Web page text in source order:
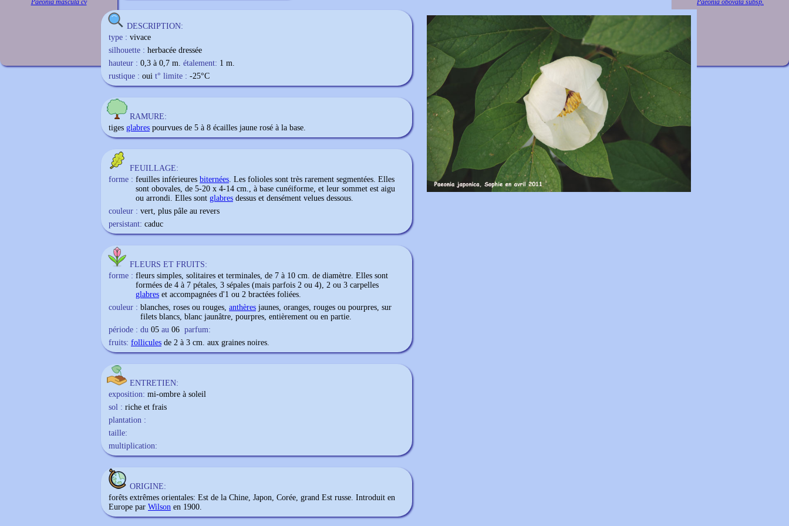
Paeonia mascula cv Paeonia obovata subsp.
DESCRIPTION:
type : vivace
silhouette : herbacée dressée
hauteur : 0,3 à 0,7 m. étalement: 1 m.
rustique : oui t° limite : -25°C
RAMURE:
tiges glabres pourvues de 5 à 8 écailles jaune rosé à la base.
FEUILLAGE:
forme : feuilles inférieures biternées. Les folioles sont très rarement segmentées. Elles
sont obovales, de 5-20 x 4-14 cm., à base cunéiforme, et leur sommet est aigu
ou arrondi. Elles sont glabres dessus et densément velues dessous.
couleur : vert, plus pâle au revers
persistant: caduc
FLEURS ET FRUITS:
forme : fleurs simples, solitaires et terminales, de 7 à 10 cm. de diamètre. Elles sont
formées de 4 à 7 pétales, 3 sépales (mais parfois 2 ou 4), 2 ou 3 carpelles
glabres et accompagnées d'1 ou 2 bractées foliées.
couleur : blanches, roses ou rouges, anthères jaunes, oranges, rouges ou pourpres, sur
filets blancs, blanc jaunâtre, pourpres, entièrement ou en partie.
période : du 05 au 06 parfum:
fruits: follicules de 2 à 3 cm. aux graines noires.
ENTRETIEN:
exposition: mi-ombre à soleil
sol : riche et frais
plantation :
taille:
multiplication:
ORIGINE:
forêts extrêmes orientales: Est de la Chine, Japon, Corée, grand Est russe. Introduit en
Europe par Wilson en 1900.